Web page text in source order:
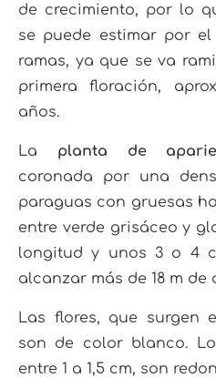
de crecimiento, por lo
se puede estimar por
ramas, ya que se va
primera floración,
años.
La planta de
coronada por una
paraguas con gruesas
entre verde grisáceo y
longitud y unos 3 o 4
alcanzar más de 18 m de
Las flores, que surgen
son de color blanco.
entre 1 a 1,5 cm, son